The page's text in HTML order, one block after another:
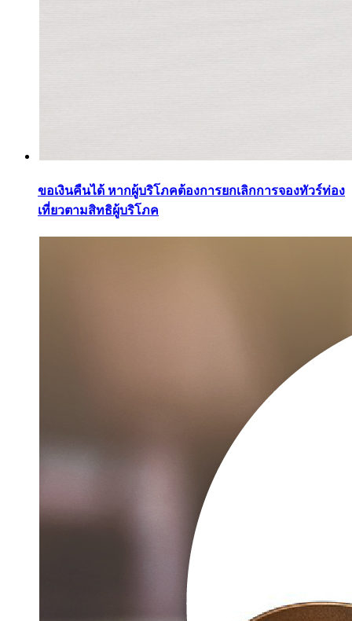
ขอเงินคืนได้ หากผู้บริโภคต้องการยกเลิกการจองทัวร์ท่อง
เที่ยวตามสิทธิผู้บริโภค